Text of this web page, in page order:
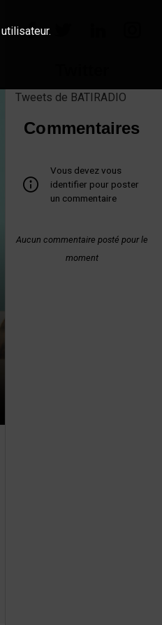
Tweets de BATIRADIO
Commentaires
Vous devez vous
identifier pour poster
un commentaire
Aucun commentaire posté pour le
moment